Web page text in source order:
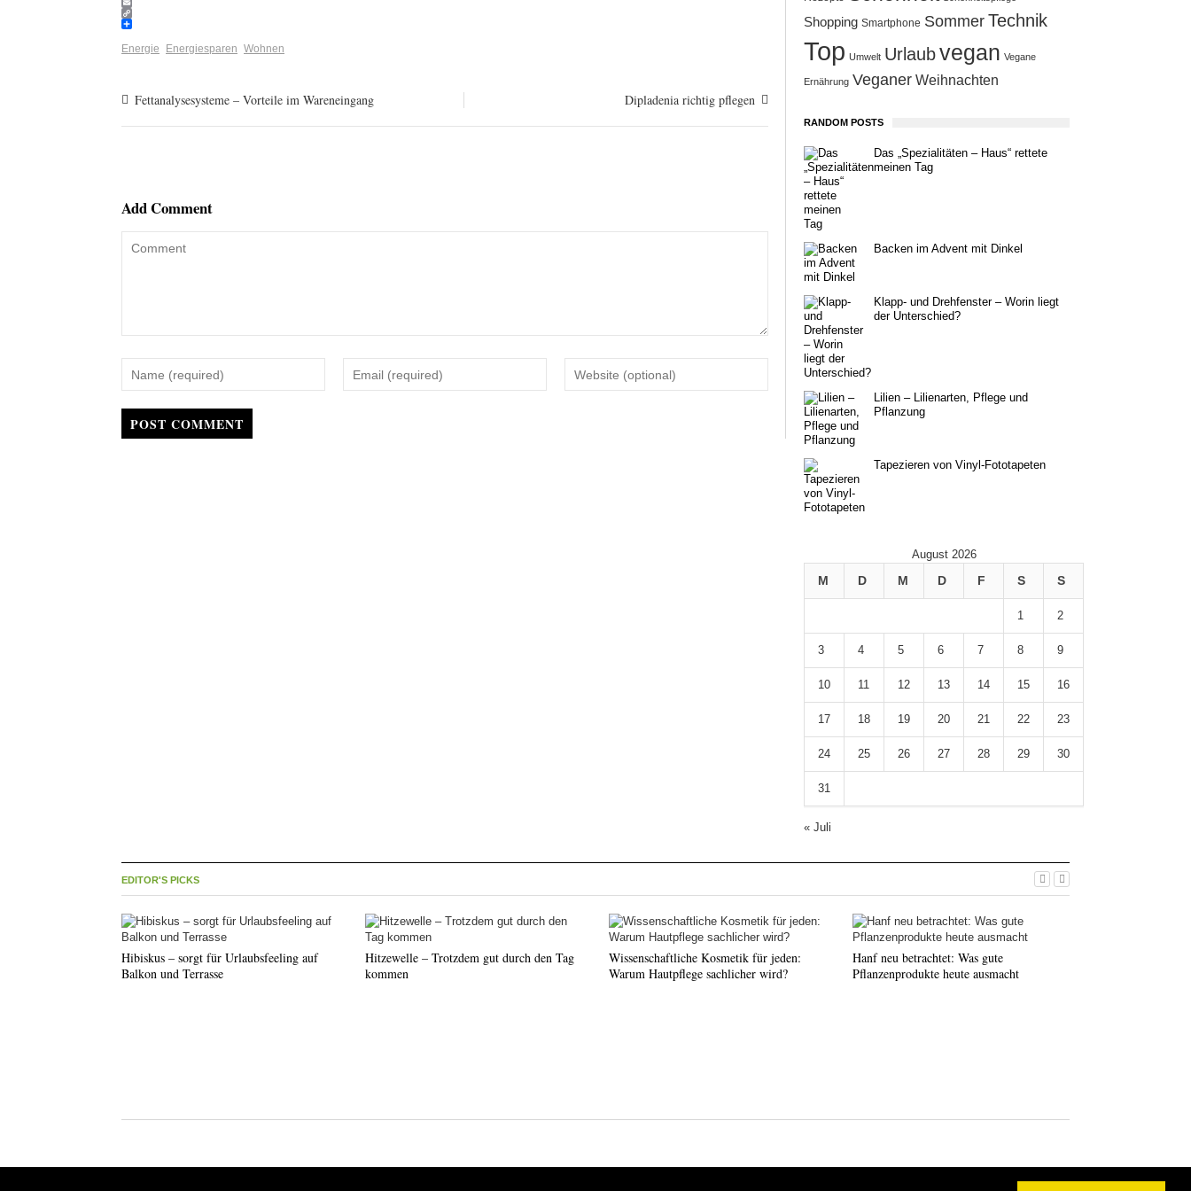
Email
Copy
Link
Teilen
Energie Energiesparen Wohnen
Fettanalysesysteme – Vorteile im Wareneingang Dipladenia richtig pflegen
Add Comment
POST COMMENT
Shopping Smartphone SommerTechnik
Top Umwelt Urlaubvegan Vegane
Ernährung Veganer Weihnachten
RANDOM POSTS
Das „Spezialitäten – Haus“ rettete
meinen Tag
Backen im Advent mit Dinkel
Klapp- und Drehfenster – Worin liegt
der Unterschied?
Lilien – Lilienarten, Pflege und
Pflanzung
Tapezieren von Vinyl-Fototapeten
August 2026
M D M D F S S
1 2
3 4 5 6 7 8 9
10 11 12 13 14 15 16
17 18 19 20 21 22 23
24 25 26 27 28 29 30
31
« Juli
EDITOR'S PICKS
Hibiskus – sorgt für Urlaubsfeeling auf
Balkon und Terrasse
Hitzewelle – Trotzdem gut durch den Tag
kommen
Wissenschaftliche Kosmetik für jeden:
Warum Hautpflege sachlicher wird?
Hanf neu betrachtet: Was gute
Pflanzenprodukte heute ausmacht